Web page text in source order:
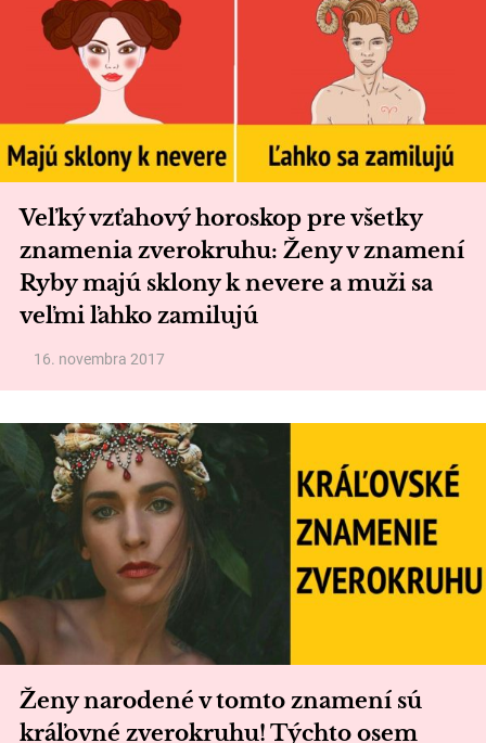
Veľký vzťahový horoskop pre všetky
znamenia zverokruhu: Ženy v znamení
Ryby majú sklony k nevere a muži sa
veľmi ľahko zamilujú
16. novembra 2017
Ženy narodené v tomto znamení sú
kráľovné zverokruhu! Týchto osem